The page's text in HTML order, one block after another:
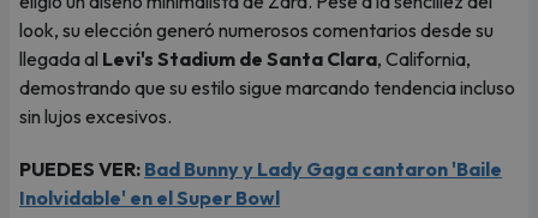
look, su elección generó numerosos comentarios desde su
llegada al Levi's Stadium de Santa Clara, California,
demostrando que su estilo sigue marcando tendencia incluso
sin lujos excesivos.
PUEDES VER: Bad Bunny y Lady Gaga cantaron 'Baile
Inolvidable' en el Super Bowl